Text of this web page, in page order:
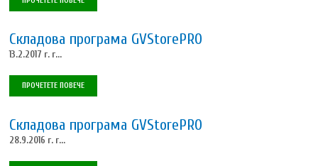
Складова програма GVStorePRO
13.2.2017 г. г...
ПРОЧЕТЕТЕ ПОВЕЧЕ
Складова програма GVStorePRO
28.9.2016 г. г...